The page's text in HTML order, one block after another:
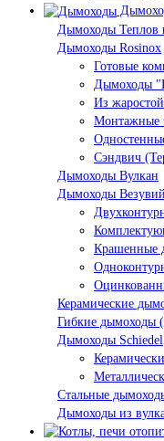
Дымоходы Теплов
Дымоходы Rosinox
Готовые
Дымоходы
Из
Монтажные
Сэндвич
Дымоходы Вулкан
Дымоходы Везувий
Крашенные
Керамические
Гибкие дымоходы
Дымоходы Schiedel
Стальные
Дымоходы из